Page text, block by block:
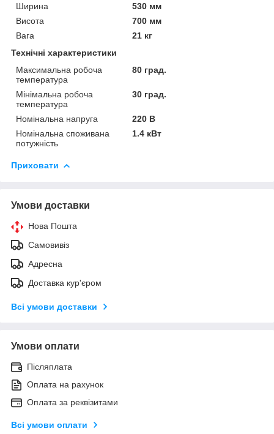
Ширина
530 мм
Висота
700 мм
Вага
21 кг
Технічні характеристики
Максимальна робоча
температура
80 град.
Мінімальна робоча
температура
30 град.
Номінальна напруга
220 В
Номінальна споживана
потужність
1.4 кВт
Приховати
Умови доставки
Нова Пошта
Самовивіз
Адресна
Доставка кур'єром
Всі умови доставки
Умови оплати
Післяплата
Оплата на рахунок
Оплата за реквізитами
Всі умови оплати